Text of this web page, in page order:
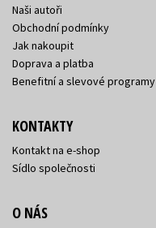
Naši autoři
Obchodní podmínky
Jak nakoupit
Doprava a platba
Benefitní a slevové programy
KONTAKTY
Kontakt na e-shop
Sídlo společnosti
O NÁS